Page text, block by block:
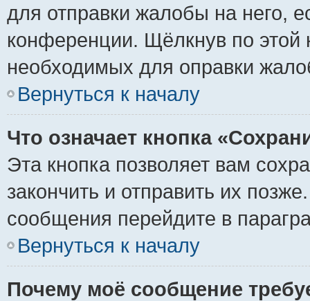
для отправки жалобы на него,
конференции. Щёлкнув по этой
необходимых для оправки
Вернуться к началу
Что означает кнопка
Эта кнопка позволяет вам
закончить и отправить их
сообщения перейдите в
Вернуться к началу
Почему моё сообщение